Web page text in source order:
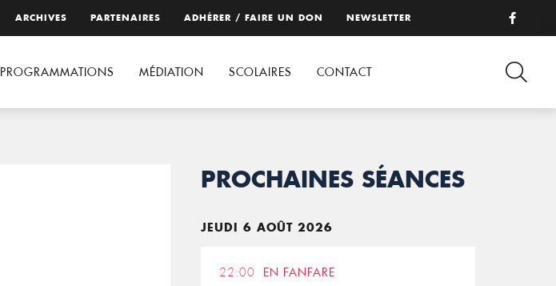
ARCHIVES PARTENAIRES ADHÉRER / FAIRE UN DON NEWSLETTER
PROGRAMMATIONS MÉDIATION SCOLAIRES CONTACT
PROCHAINES SÉANCES
JEUDI 6 AOÛT 2026
22:00 EN FANFARE